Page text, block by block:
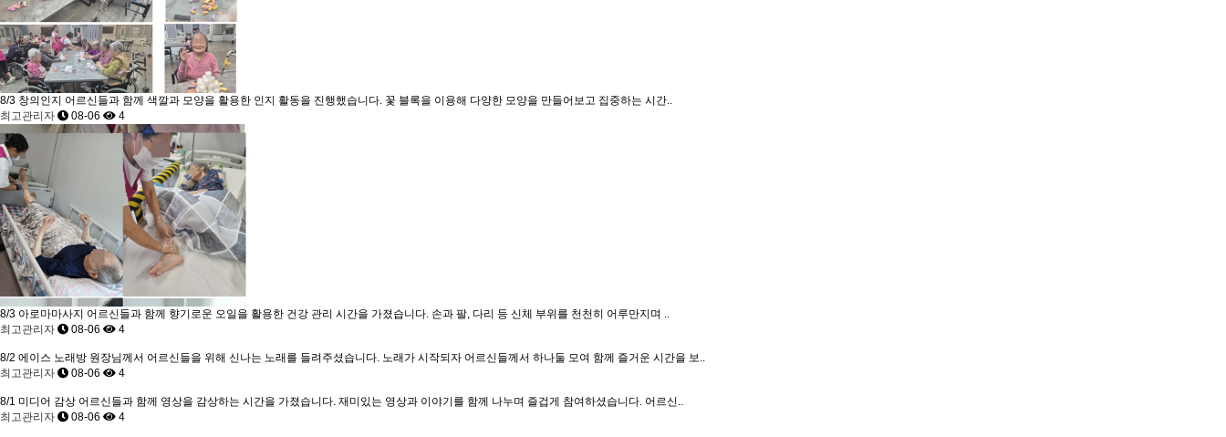
8/3 창의인지 어르신들과 함께 색깔과 모양을 활용한 인지 활동을 진행했습니다. 꽃 블록을 이용해 다양한 모양을 만들어보고 집중하는 시간..
최고관리자
08-06 4
8/3 아로마마사지 어르신들과 함께 향기로운 오일을 활용한 건강 관리 시간을 가졌습니다. 손과 팔, 다리 등 신체 부위를 천천히 어루만지며 ..
최고관리자
08-06 4
8/2 에이스 노래방 원장님께서 어르신들을 위해 신나는 노래를 들려주셨습니다. 노래가 시작되자 어르신들께서 하나둘 모여 함께 즐거운 시간을 보..
최고관리자
08-06 4
8/1 미디어 감상 어르신들과 함께 영상을 감상하는 시간을 가졌습니다. 재미있는 영상과 이야기를 함께 나누며 즐겁게 참여하셨습니다. 어르신..
최고관리자
08-06 4